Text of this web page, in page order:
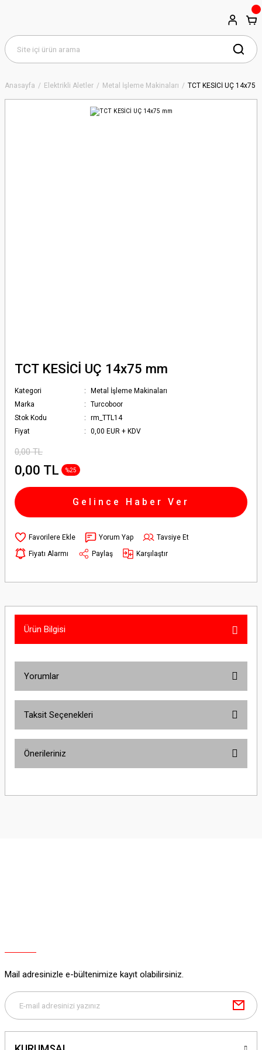
Anasayfa Elektrikli Aletler Metal İşleme Makinaları TCT KESİCİ UÇ 14x75
TCT KESİCİ UÇ 14x75 mm
Kategori
Metal İşleme Makinaları
Marka
Turcoboor
Stok Kodu
rm_TTL14
Fiyat
0,00 EUR + KDV
0,00 TL
0,00 TL %25
Gelince Haber Ver
Yorum Yap
Tavsiye Et
Fiyatı Alarmı
Paylaş Karşılaştır
Ürün Bilgisi
Yorumlar
Taksit Seçenekleri
Önerileriniz
yetersiz gördüğünüz noktaları öneri formunu kullanarak tarafımıza
Mail adresinizle e-bültenimize kayıt olabilirsiniz.